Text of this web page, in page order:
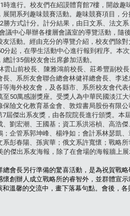
進行。校友們在紹謨體育館7樓，開啟
展開系列趣味競賽活動。趣味競賽項目，
方式計分。計分結果，由日文系、法文
議中心舉辦各樓層會議室的導覽活動，隨
活動。經由充分的導覽介紹，校友們除
分起，在學生活動中心進行報到程序。本
計35個校友會出席參加活動。
山前校長、陳雅鴻前校長、莊希豐副校
長、系所友會聯合總會林健祥總會長、李
海外校友會，及各縣市、系所校友會代
50萬感謝獎座。受獎人為中華民國淡江
險文化教育基金會、敦煌書局股份有限
屆傑出系友獎，由各院院長進行頒獎。本
、劉宏潮、王國基；資工系洪浴楨、高浩
企管系郭坤峰、楊竫如；會計系林瑟凱
系彭春陽、孫寅華；俄文系許寬懷；戰略
的傑出系友海報，除了在會場的海報牆上
會長另行準備的驚喜活動，是為祝賀戰
創辦人成立戰略所的睿智外，並群體宣示
溫馨的交流中，畫下落幕句點。會後，